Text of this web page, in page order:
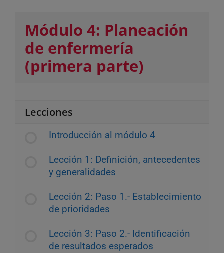
Módulo 4: Planeación
de enfermería
(primera parte)
Lecciones
Introducción al módulo 4
Lección 1: Definición, antecedentes
y generalidades
Lección 2: Paso 1.- Establecimiento
de prioridades
Lección 3: Paso 2.- Identificación
de resultados esperados